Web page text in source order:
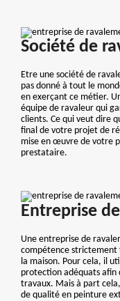
Société de
Etre une société de
pas donné à tout le
en exerçant ce métier.
équipe de ravaleur qui
clients. Ce qui veut dire
final de votre projet de
mise en œuvre de votre
prestataire.
Entreprise
Une entreprise de
compétence strictement
la maison. Pour cela, il
protection adéquats afin
travaux. Mais à part
de qualité en peinture